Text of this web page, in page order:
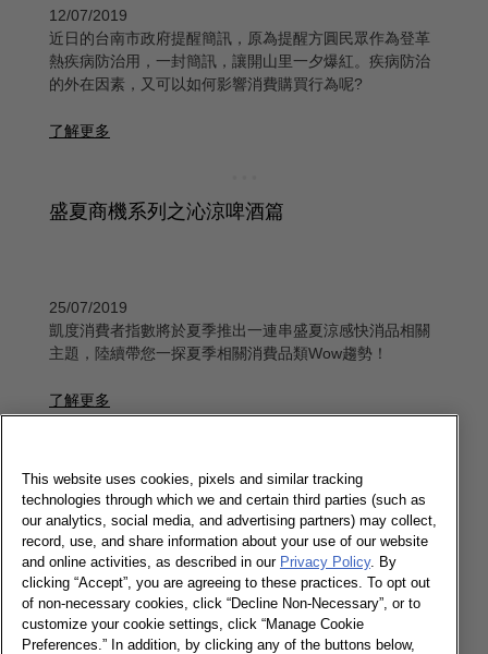
12/07/2019
近日的台南市政府提醒簡訊，原為提醒方圓民眾作為登革
熱疾病防治用，一封簡訊，讓開山里一夕爆紅。疾病防治
的外在因素，又可以如何影響消費購買行為呢?
了解更多
盛夏商機系列之沁涼啤酒篇
25/07/2019
凱度消費者指數將於夏季推出一連串盛夏涼感快消品相關
主題，陸續帶您一探夏季相關消費品類Wow趨勢！
了解更多
逆無糖 奶茶正夯新品推波
18/03/2019
根據凱度觀察消費者實際購買行為發現，目前每十位包裝
茶飲消費者中，就有六位為包裝奶茶買者，買者群持續擴
大，即使整體市場走健康風，而含糖奶茶逆勢推陳出新，
This website uses cookies, pixels and similar tracking
technologies through which we and certain third parties (such as
our analytics, social media, and advertising partners) may collect,
record, use, and share information about your use of our website
and online activities, as described in our Privacy Policy. By
clicking “Accept”, you are agreeing to these practices. To opt out
of non-necessary cookies, click “Decline Non-Necessary”, or to
customize your cookie settings, click “Manage Cookie
Preferences.” In addition, by clicking any of the buttons below,